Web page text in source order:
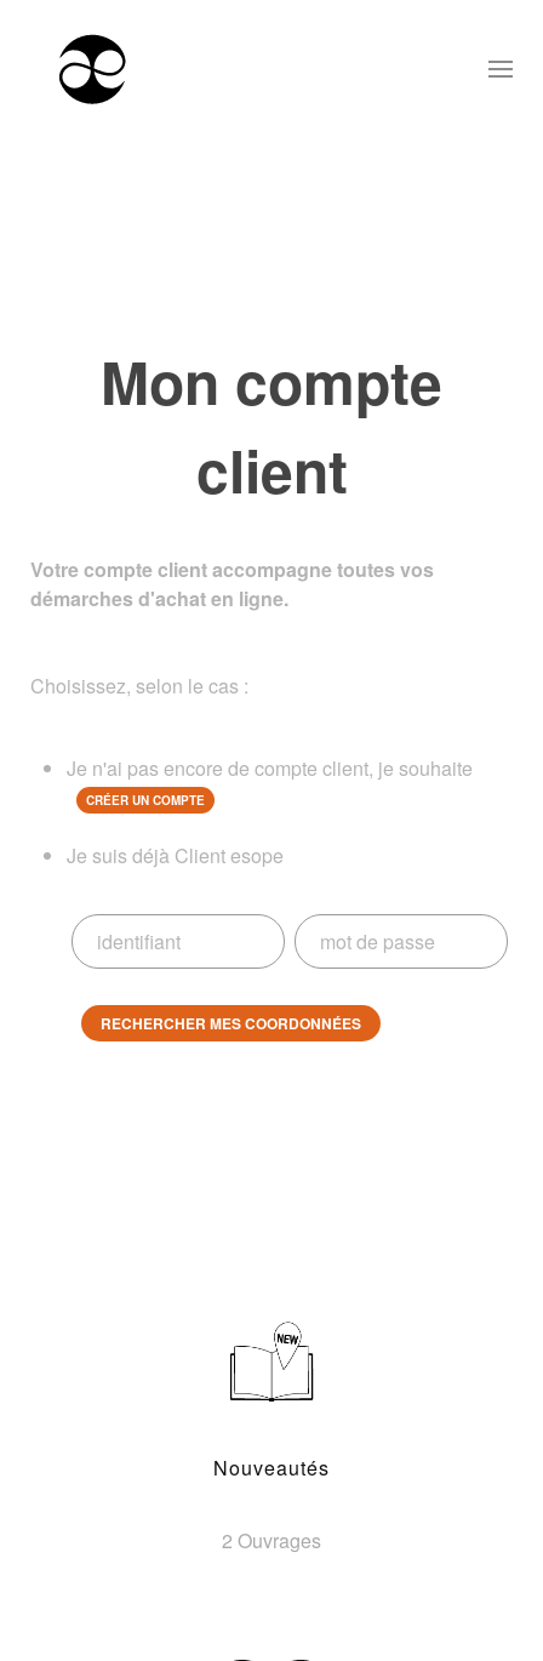
Mon compte
client
Votre compte client accompagne toutes vos
démarches d'achat en ligne.
Choisissez, selon le cas :
Je n'ai pas encore de compte client, je souhaite
CRÉER UN COMPTE
Je suis déjà Client esope
RECHERCHER MES COORDONNÉES
Nouveautés
2 Ouvrages